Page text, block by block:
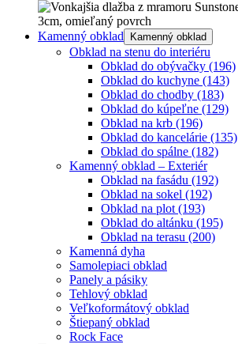
Kamenný obklad Kamenný obklad
Obklad na stenu do interiéru
Obklad do obývačky (196)
Obklad do kuchyne (143)
Obklad do chodby (183)
Obklad do kúpeľne (129)
Obklad na krb (196)
Obklad do kancelárie (135)
Obklad do spálne (182)
Kamenný obklad – Exteriér
Obklad na fasádu (192)
Obklad na sokel (192)
Obklad na plot (193)
Obklad do altánku (195)
Obklad na terasu (200)
Kamenná dyha
Samolepiaci obklad
Panely a pásiky
Tehlový obklad
Veľkoformátový obklad
Štiepaný obklad
Rock Face